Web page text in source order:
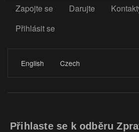
Zapojte se
Darujte
LOGIN
Přihlásit se
English Czech
Přihlaste se k odběru